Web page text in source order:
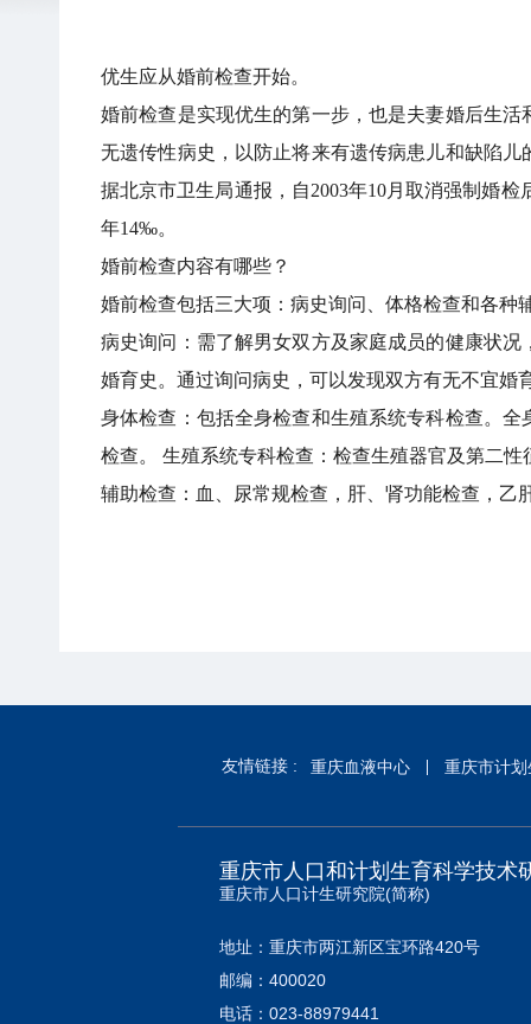
优生应从婚前检查开始。
婚前检查是实现优生的第一步，也是夫妻婚后生
无遗传性病史，以防止将来有遗传病患儿和缺陷
据北京市卫生局通报，自2003年10月取消强制婚
年14‰。
婚前检查内容有哪些？
婚前检查包括三大项：病史询问、体格检查和各种
病史询问：需了解男女双方及家庭成员的健康状
婚育史。通过询问病史，可以发现双方有无不宜婚
身体检查：包括全身检查和生殖系统专科检查。
检查。 生殖系统专科检查：检查生殖器官及第二
辅助检查：血、尿常规检查，肝、肾功能检查，
友情链接 : 重庆血液中心 重庆市计
重庆市人口和计划生育科学技术
重庆市人口计生研究院(简称)
地址：重庆市两江新区宝环路420号
邮编：400020
电话：023-88979441